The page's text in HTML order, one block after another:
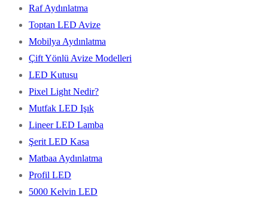
Raf Aydınlatma
Toptan LED Avize
Mobilya Aydınlatma
Çift Yönlü Avize Modelleri
LED Kutusu
Pixel Light Nedir?
Mutfak LED Işık
Lineer LED Lamba
Şerit LED Kasa
Matbaa Aydınlatma
Profil LED
5000 Kelvin LED